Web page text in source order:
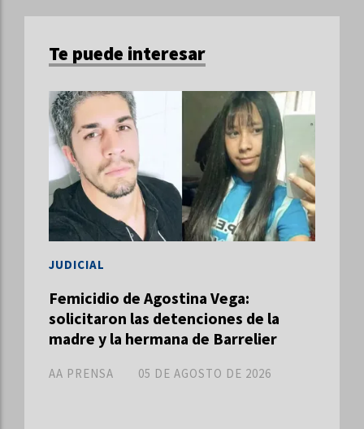
Te puede interesar
Femicidio de Agostina Vega:
solicitaron las detenciones de la
madre y la hermana de Barrelier
AA PRENSA
JUDICIAL
05 DE AGOSTO DE 2026